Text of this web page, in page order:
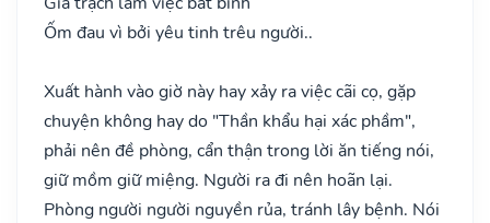
Ốm đau vì bởi yêu tinh trêu người..
Xuất hành vào giờ này hay xảy ra việc cãi cọ, gặp
chuyện không hay do "Thần khẩu hại xác phầm",
phải nên đề phòng, cẩn thận trong lời ăn tiếng nói,
giữ mồm giữ miệng. Người ra đi nên hoãn lại.
Phòng người người nguyền rủa, tránh lây bệnh. Nói